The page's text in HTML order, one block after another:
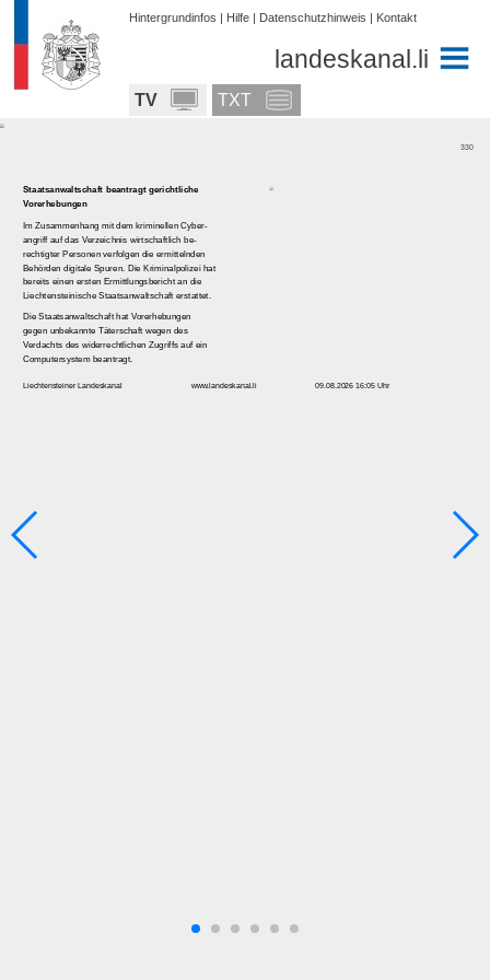
Hintergrundinfos | Hilfe | Datenschutzhinweis | Kontakt
landeskanal.li
TV TXT
Staatsanwaltschaft beantragt gerichtliche
Vorerhebungen
Im Zusammenhang mit dem kriminellen Cyber-
angriff auf das Verzeichnis wirtschaftlich be-
rechtigter Personen verfolgen die ermittelnden
Behörden digitale Spuren. Die Kriminalpolizei hat
bereits einen ersten Ermittlungsbericht an die
Liechtensteinische Staatsanwaltschaft erstattet.
Die Staatsanwaltschaft hat Vorerhebungen
gegen unbekannte Täterschaft wegen des
Verdachts des widerrechtlichen Zugriffs auf ein
Computersystem beantragt.
Liechtensteiner Landeskanal www.landeskanal.li
330
09.08.2026 16:05 Uhr